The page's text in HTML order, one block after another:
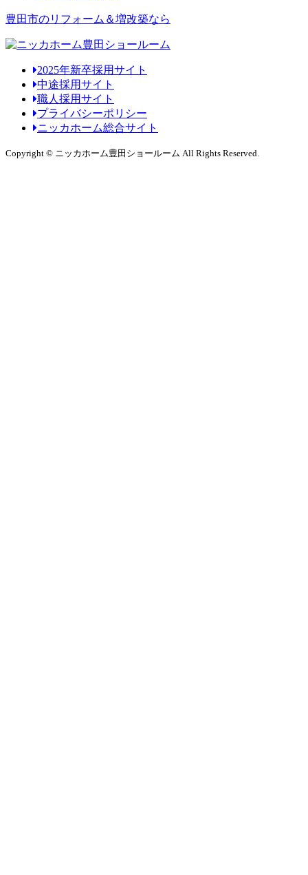
豊田市のリフォーム＆増改築なら
2025年新卒採用サイト
中途採用サイト
職人採用サイト
プライバシーポリシー
ニッカホーム総合サイト
Copyright © ニッカホーム豊田ショールーム All Rights Reserved.